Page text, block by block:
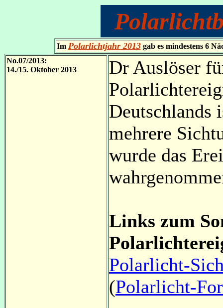
Im Polarlichtjahr2013gab es mindestens 6
No.07/2013:
14./15. Oktober 2013
Dr Auslöser
Deutschlands
mehrere
wurde das
Links zum
Polarlicht-
(Polarlicht-